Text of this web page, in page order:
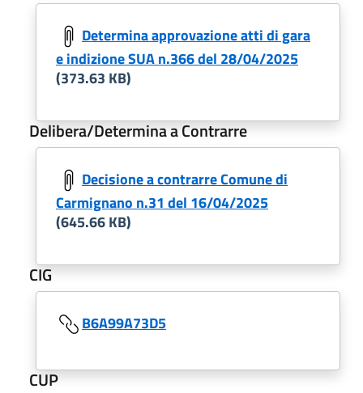
Determina approvazione atti di gara
e indizione SUA n.366 del 28/04/2025
(373.63 KB)
Delibera/Determina a Contrarre
Decisione a contrarre Comune di
Carmignano n.31 del 16/04/2025
(645.66 KB)
CIG
B6A99A73D5
CUP